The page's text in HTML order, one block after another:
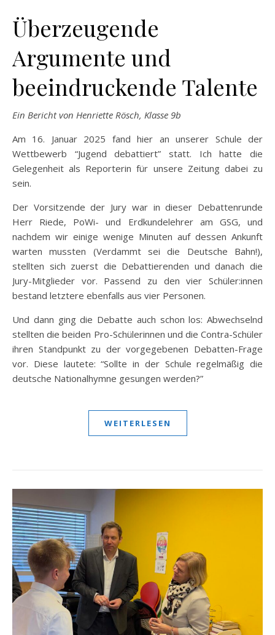
Überzeugende
Argumente und
beeindruckende Talente
Ein Bericht von Henriette Rösch, Klasse 9b
Am 16. Januar 2025 fand hier an unserer Schule der
Wettbewerb “Jugend debattiert” statt. Ich hatte die
Gelegenheit als Reporterin für unsere Zeitung dabei zu
sein.
Der Vorsitzende der Jury war in dieser Debattenrunde
Herr Riede, PoWi- und Erdkundelehrer am GSG, und
nachdem wir einige wenige Minuten auf dessen Ankunft
warten mussten (Verdammt sei die Deutsche Bahn!),
stellten sich zuerst die Debattierenden und danach die
Jury-Mitglieder vor. Passend zu den vier Schüler:innen
bestand letztere ebenfalls aus vier Personen.
Und dann ging die Debatte auch schon los: Abwechselnd
stellten die beiden Pro-Schülerinnen und die Contra-Schüler
ihren Standpunkt zu der vorgegebenen Debatten-Frage
vor. Diese lautete: “Sollte in der Schule regelmäßig die
deutsche Nationalhymne gesungen werden?”
WEITERLESEN